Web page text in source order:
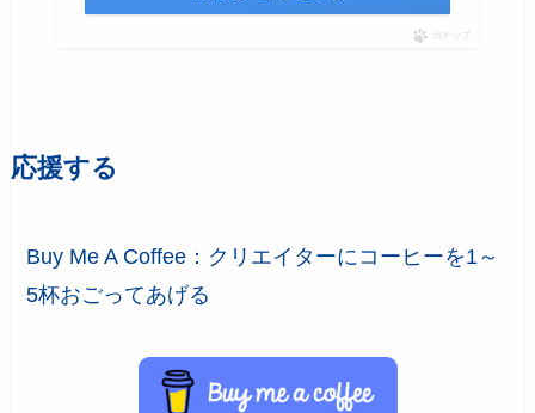
ポチップ
応援する
Buy Me A Coffee：クリエイターにコーヒーを1～
5杯おごってあげる